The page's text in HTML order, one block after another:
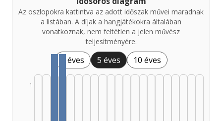
Az oszlopokra kattintva az adott időszak művei maradnak
a listában. A díjak a hangjátékokra általában
vonatkoznak, nem feltétlen a jelen művész
teljesítményére.
1 éves 5 éves 10 éves
1